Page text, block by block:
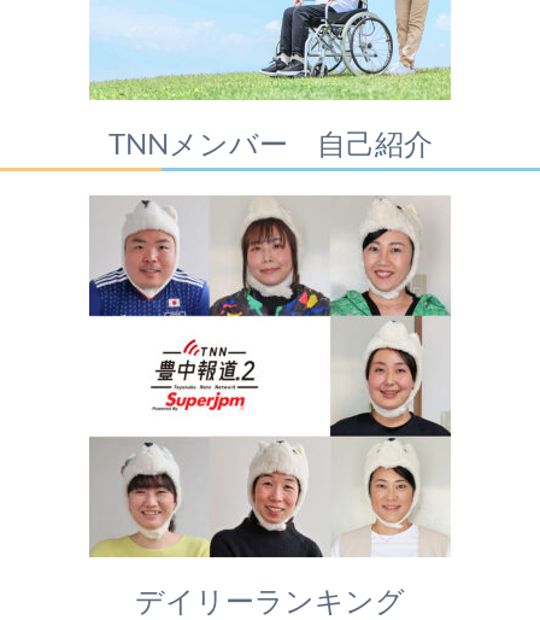
TNNメンバー 自己紹介
デイリーランキング